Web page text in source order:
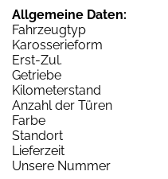
Allgemeine Daten:
Fahrzeugtyp
Karosserieform
Erst-Zul.
Getriebe
Kilometerstand
Anzahl der Türen
Farbe
Standort
Lieferzeit
Unsere Nummer